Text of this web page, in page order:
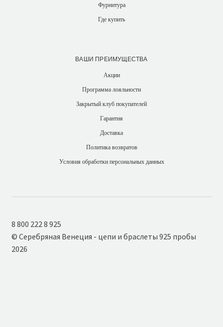
Фурнитура
Где купить
ВАШИ ПРЕИМУЩЕСТВА
Акции
Программа лояльности
Закрытый клуб покупателей
Гарантия
Доставка
Политика возвратов
Условия обработки персональных данных
8 800 222 8 925
© Серебряная Венеция - цепи и браслеты 925 пробы
2026